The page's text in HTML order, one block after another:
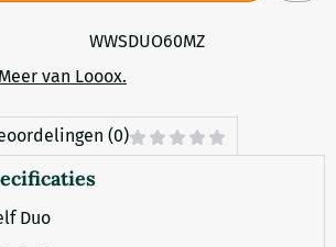
WWSDUO60MZ
Meer van Looox.
(0)
Duo